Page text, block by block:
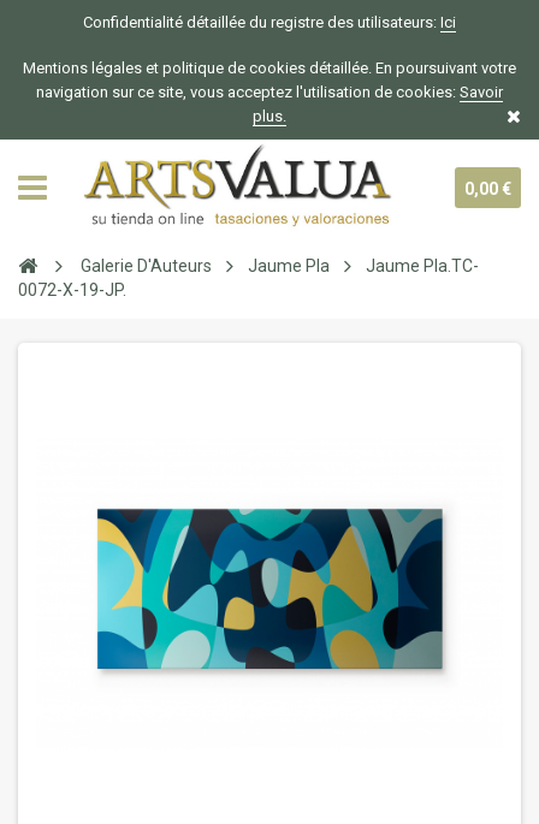
Confidentialité détaillée du registre des utilisateurs: Ici
Mentions légales et politique de cookies détaillée. En poursuivant votre
navigation sur ce site, vous acceptez l'utilisation de cookies: Savoir
plus.
0,00 €
Galerie D'Auteurs Jaume Pla
Jaume Pla.TC-
0072-X-19-JP.